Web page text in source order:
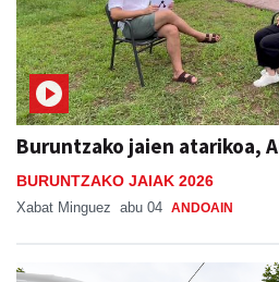
Buruntzako jaien atarikoa,
BURUNTZAKO JAIAK 2026
Xabat Minguez abu 04 ANDOAIN